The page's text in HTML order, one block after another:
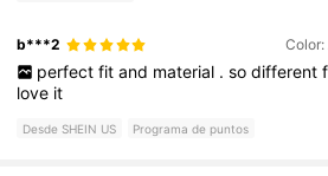
b***2 Color:
perfect fit and material . so different
love it
Desde SHEIN US Programa de puntos